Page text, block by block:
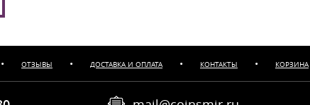
• ОТЗЫВЫ • ДОСТАВКА И ОПЛАТА • КОНТАКТЫ • КОРЗИНА